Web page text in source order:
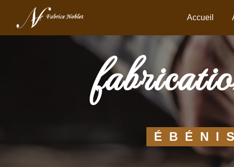
Accueil
Panneau de gestion des cookies